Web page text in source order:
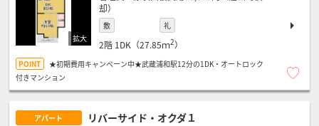
却）
敷 礼
2階 1DK（27.85ｍ2）
★初期費用キャンペーン中★武蔵浦和駅12分の1DK・オートロック
付きマンション
アパート リバーサイド・オクダ１